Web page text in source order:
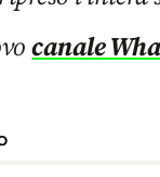
canale